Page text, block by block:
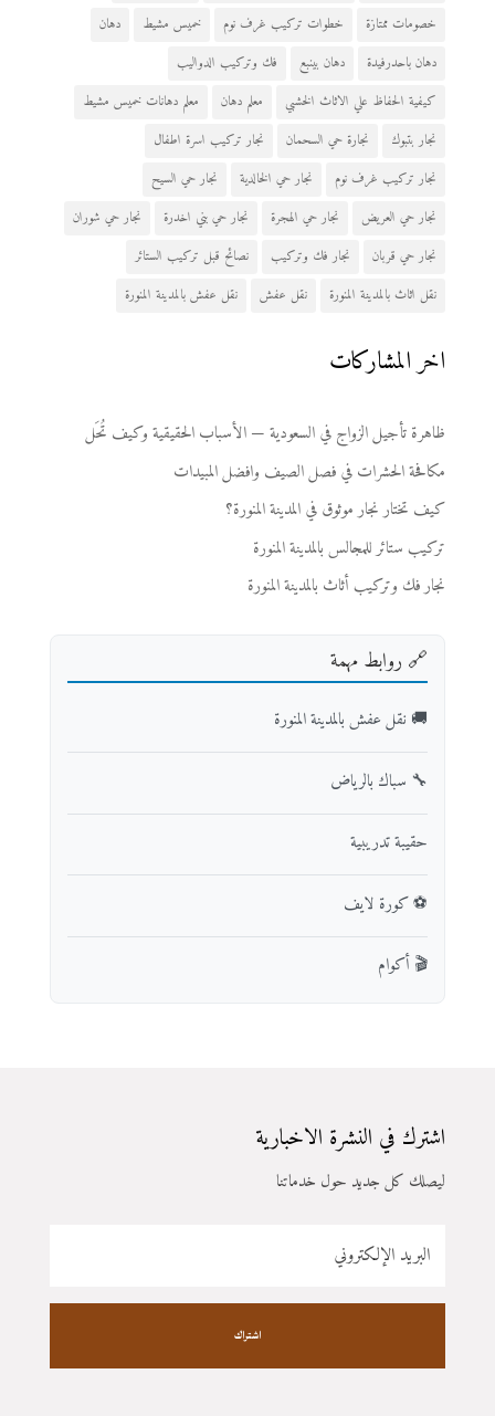
خصومات ممتازة
خطوات تركيب غرف نوم خميس مشيط
دهان
دهان باحدرفيدة
دهان بينبع
فك وتركيب الدواليب
كيفية الحفاظ علي الاثاث الخشبي
معلم دهان
معلم دهانات خميس مشيط
نجار بتبوك
نجارة حي السحمان
نجار تركيب اسرة اطفال
نجار تركيب غرف نوم
نجار حي الخالدية
نجار حي السيح
نجار حي العريض
نجار حي الهجرة نجار حي بني اخدرة
نجار حي شوران
نجار حي قربان
نجار فك وتركيب
نصائح قبل تركيب الستائر
نقل اثاث بالمدينة المنورة
نقل عفش نقل عفش بالمدينة المنورة
اخر المشاركات
ظاهرة تأجيل الزواج في السعودية — الأسباب الحقيقية وكيف تُحَل
مكافحة الحشرات في فصل الصيف وافضل المبيدات
كيف تختار نجار موثوق في المدينة المنورة؟
تركيب ستائر للمجالس بالمدينة المنورة
نجار فك وتركيب أثاث بالمدينة المنورة
🔗 روابط مهمة
🚚 نقل عفش بالمدينة المنورة
🔧 سباك بالرياض
حقيبة تدريبية
⚽ كورة لايف
🎬 أكوام
اشترك في النشرة الاخبارية
ليصلك كل جديد حول خدماتنا
اشتراك